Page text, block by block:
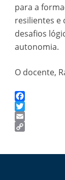
para a
resilientes e
desafios
autonomia.
O docente,
Facebook
Twitter
Email